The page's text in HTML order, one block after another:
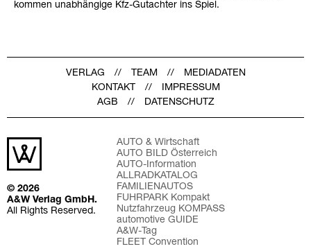
kommen unabhängige Kfz-Gutachter ins Spiel.
VERLAG TEAM
MEDIADATEN
KONTAKT
IMPRESSUM
AGB
DATENSCHUTZ
© 2026
A&W Verlag GmbH.
All Rights Reserved.
AUTO & Wirtschaft
AUTO BILD Österreich
AUTO-Information
ALLRADKATALOG
FAMILIENAUTOS
FUHRPARK Kompakt
Nutzfahrzeug KOMPASS
automotive GUIDE
A&W-Tag
FLEET Convention